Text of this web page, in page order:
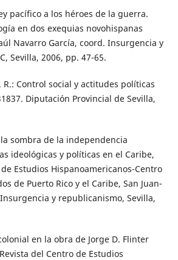
pacífico a los héroes de la guerra.
en dos exequias novohispanas
Navarro García, coord. Insurgencia y
Sevilla, 2006, pp. 47-65.
R.: Control social y actitudes políticas
Diputación Provincial de Sevilla,
a la sombra de la independencia
ideológicas y políticas en el Caribe,
Estudios Hispanoamericanos-Centro
de Puerto Rico y el Caribe, San Juan-
Insurgencia y republicanismo, Sevilla,
colonial en la obra de Jorge D. Flinter
del Centro de Estudios